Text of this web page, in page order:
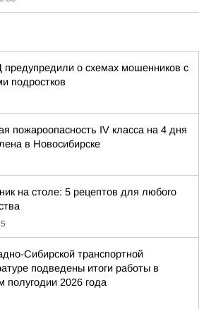
о схемах мошенников с
подростков
пожароопасность IV класса на 4 дня
в Новосибирске
на столе: 5 рецептов для любого
Сибирской транспортной
подведены итоги работы в
полугодии 2026 года